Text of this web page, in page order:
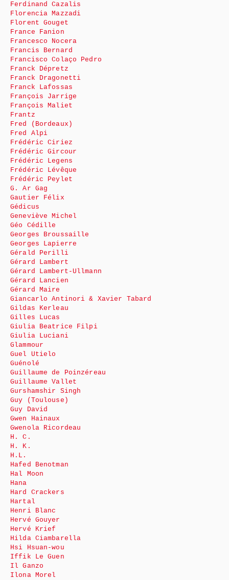
Ferdinand Cazalis
Florencia Mazzadi
Florent Gouget
France Fanion
Francesco Nocera
Francis Bernard
Francisco Colaço Pedro
Franck Dépretz
Franck Dragonetti
Franck Lafossas
François Jarrige
François Maliet
Frantz
Fred (Bordeaux)
Fred Alpi
Frédéric Ciriez
Frédéric Gircour
Frédéric Legens
Frédéric Lévêque
Frédéric Peylet
G. Ar Gag
Gautier Félix
Gédicus
Geneviève Michel
Géo Cédille
Georges Broussaille
Georges Lapierre
Gérald Perilli
Gérard Lambert
Gérard Lambert-Ullmann
Gérard Lancien
Gérard Maire
Giancarlo Antinori & Xavier Tabard
Gildas Kerleau
Gilles Lucas
Giulia Beatrice Filpi
Giulia Luciani
Glammour
Guel Utielo
Guénolé
Guillaume de Poinzéreau
Guillaume Vallet
Gurshamshir Singh
Guy (Toulouse)
Guy David
Gwen Hainaux
Gwenola Ricordeau
H. C.
H. K.
H.L.
Hafed Benotman
Hal Moon
Hana
Hard Crackers
Hartal
Henri Blanc
Hervé Gouyer
Hervé Krief
Hilda Ciambarella
Hsi Hsuan-wou
Iffik Le Guen
Il Ganzo
Ilona Morel